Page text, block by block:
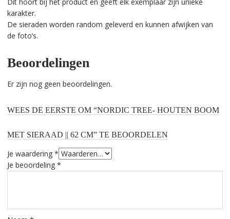
karakter.
De sieraden worden random geleverd en kunnen afwijken van
de foto’s.
Beoordelingen
Er zijn nog geen beoordelingen.
WEES DE EERSTE OM “NORDIC TREE- HOUTEN BOOM
MET SIERAAD || 62 CM” TE BEOORDELEN
Je waardering *
Je beoordeling *